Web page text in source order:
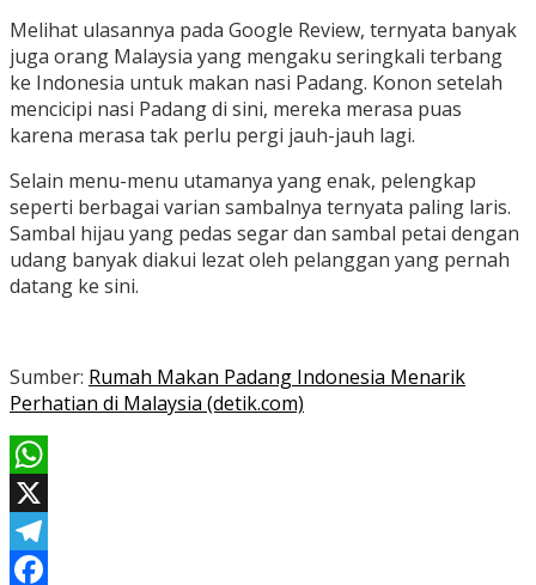
Melihat ulasannya pada Google Review, ternyata banyak
juga orang Malaysia yang mengaku seringkali terbang
ke Indonesia untuk makan nasi Padang. Konon setelah
mencicipi nasi Padang di sini, mereka merasa puas
karena merasa tak perlu pergi jauh-jauh lagi.
Selain menu-menu utamanya yang enak, pelengkap
seperti berbagai varian sambalnya ternyata paling laris.
Sambal hijau yang pedas segar dan sambal petai dengan
udang banyak diakui lezat oleh pelanggan yang pernah
datang ke sini.
Sumber: Rumah Makan Padang Indonesia Menarik
Perhatian di Malaysia (detik.com)
WhatsApp
X
Telegram